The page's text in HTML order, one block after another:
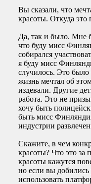
Вы сказали, что
красоты. Откуда это
Да, так и было. Мне
что буду мисс
собирался
я буду мисс
случилось. Это
жизнь мечтал об
издевали. Другие
работа. Это не
хочу быть
быть мисс
индустрии
Скажите, в чем
красоты? Что это за
красоты кажутся
но если вы
использовать